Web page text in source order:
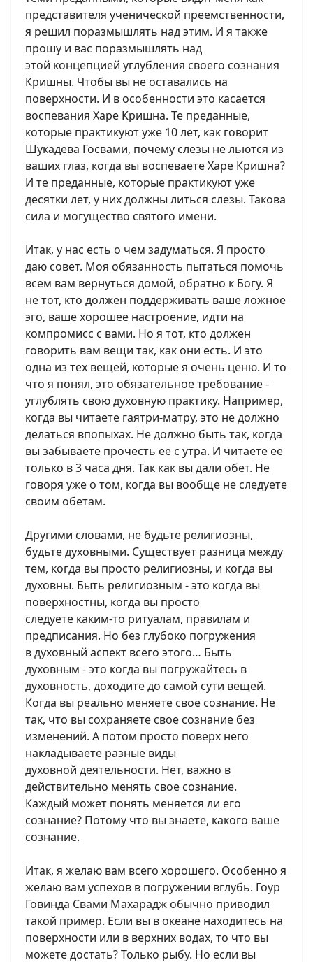
представителя ученической преемственности,
я решил поразмышлять над этим. И я также
прошу и вас поразмышлять над
этой концепцией углубления своего сознания
Кришны. Чтобы вы не оставались на
поверхности. И в особенности это касается
воспевания Харе Кришна. Те преданные,
которые практикуют уже 10 лет, как говорит
Шукадева Госвами, почему слезы не льются из
ваших глаз, когда вы воспеваете Харе Кришна?
И те преданные, которые практикуют уже
десятки лет, у них должны литься слезы. Такова
сила и могущество святого имени.
Итак, у нас есть о чем задуматься. Я просто
даю совет. Моя обязанность пытаться помочь
всем вам вернуться домой, обратно к Богу. Я
не тот, кто должен поддерживать ваше ложное
эго, ваше хорошее настроение, идти на
компромисс с вами. Но я тот, кто должен
говорить вам вещи так, как они есть. И это
одна из тех вещей, которые я очень ценю. И то
что я понял, это обязательное требование -
углублять свою духовную практику. Например,
когда вы читаете гаятри-матру, это не должно
делаться впопыхах. Не должно быть так, когда
вы забываете прочесть ее с утра. И читаете ее
только в 3 часа дня. Так как вы дали обет. Не
говоря уже о том, когда вы вообще не следуете
своим обетам.
Другими словами, не будьте религиозны,
будьте духовными. Существует разница между
тем, когда вы просто религиозны, и когда вы
духовны. Быть религиозным - это когда вы
поверхностны, когда вы просто
следуете каким-то ритуалам, правилам и
предписания. Но без глубоко погружения
в духовный аспект всего этого… Быть
духовным - это когда вы погружайтесь в
духовность, доходите до самой сути вещей.
Когда вы реально меняете свое сознание. Не
так, что вы сохраняете свое сознание без
изменений. А потом просто поверх него
накладываете разные виды
духовной деятельности. Нет, важно в
действительно менять свое сознание.
Каждый может понять меняется ли его
сознание? Потому что вы знаете, какого ваше
сознание.
Итак, я желаю вам всего хорошего. Особенно я
желаю вам успехов в погружении вглубь. Гоур
Говинда Свами Махарадж обычно приводил
такой пример. Если вы в океане находитесь на
поверхности или в верхних водах, то что вы
можете достать? Только рыбу. Но если вы